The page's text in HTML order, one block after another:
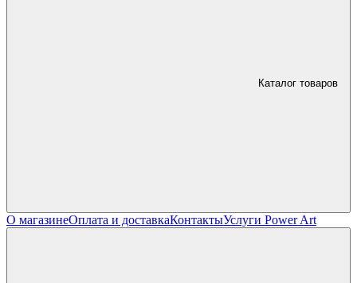
Каталог товаров
О магазинеОплата и доставкаКонтактыУслуги Power Art